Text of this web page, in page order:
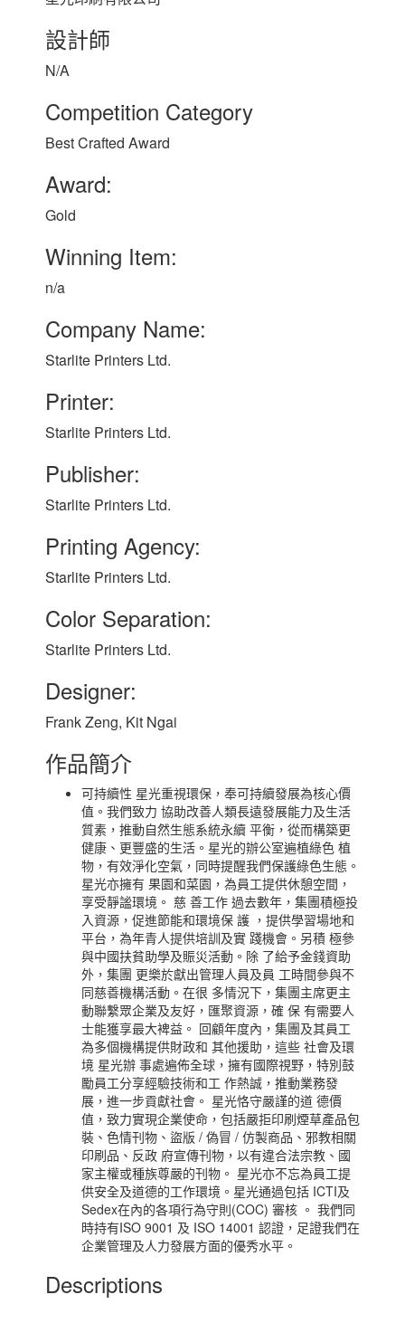
設計師
N/A
Competition Category
Best Crafted Award
Award:
Gold
Winning Item:
n/a
Company Name:
Starlite Printers Ltd.
Printer:
Starlite Printers Ltd.
Publisher:
Starlite Printers Ltd.
Printing Agency:
Starlite Printers Ltd.
Color Separation:
Starlite Printers Ltd.
Designer:
Frank Zeng, Kit Ngai
作品簡介
可持續性 星光重視環保，奉可持續發展為核心價
值。我們致力 協助改善人類長遠發展能力及生活
質素，推動自然生態系統永續 平衡，從而構築更
健康、更豐盛的生活。星光的辦公室遍植綠色 植
物，有效淨化空氣，同時提醒我們保護綠色生態。
星光亦擁有 果園和菜園，為員工提供休憩空間，
享受靜謐環境。 慈 善工作 過去數年，集團積極投
入資源，促進節能和環境保 護 ，提供學習場地和
平台，為年青人提供培訓及實 踐機會。另積 極參
與中國扶貧助學及賑災活動。除 了給予金錢資助
外，集團 更樂於獻出管理人員及員 工時間參與不
同慈善機構活動。在很 多情況下，集團主席更主
動聯繫眾企業及友好，匯聚資源，確 保 有需要人
士能獲享最大裨益。 回顧年度內，集團及其員工
為多個機構提供財政和 其他援助，這些 社會及環
境 星光辦 事處遍佈全球，擁有國際視野，特別鼓
勵員工分享經驗技術和工 作熱誠，推動業務發
展，進一步貢獻社會。 星光恪守嚴謹的道 德價
值，致力實現企業使命，包括嚴拒印刷煙草產品包
裝、色情刊物、盜版 / 偽冒 / 仿製商品、邪教相關
印刷品、反政 府宣傳刊物，以有違合法宗教、國
家主權或種族尊嚴的刊物。 星光亦不忘為員工提
供安全及道德的工作環境。星光通過包括 ICTI及
Sedex在內的各項行為守則(COC) 審核 。 我們同
時持有ISO 9001 及 ISO 14001 認證，足證我們在
企業管理及人力發展方面的優秀水平。
Descriptions